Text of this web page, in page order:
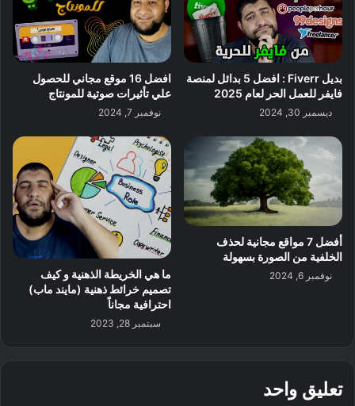
بديل Fiverr : افضل 5 بدائل لمنصة
فايفر للعمل الحر لعام 2025
ديسمبر 30, 2024
افضل 16 موقع مجاني للحصول
علي تأثيرات صوتية للمونتاج
نوفمبر 7, 2024
أفضل 7 مواقع مجانية لحذف
الخلفية من الصورة بسهولة
نوفمبر 6, 2024
ما هي الخريطة الذهنية و كيف
تصميم خرائط ذهنية (مايند ماب)
احترافية مجاناً
سبتمبر 28, 2023
تعليق واحد